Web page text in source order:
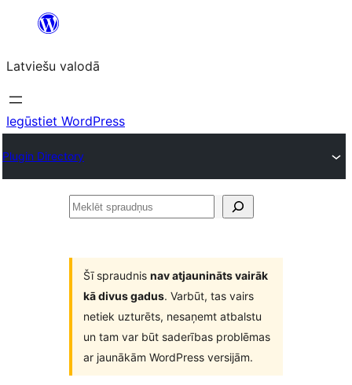
Pāriet
saturu
Latviešu valodā
Iegūstiet WordPress
Plugin Directory
Meklēt
Šī spraudnis nav atjaunināts vairāk
kā divus gadus. Varbūt, tas vairs
netiek uzturēts, nesaņemt atbalstu
un tam var būt saderības problēmas
ar jaunākām WordPress versijām.